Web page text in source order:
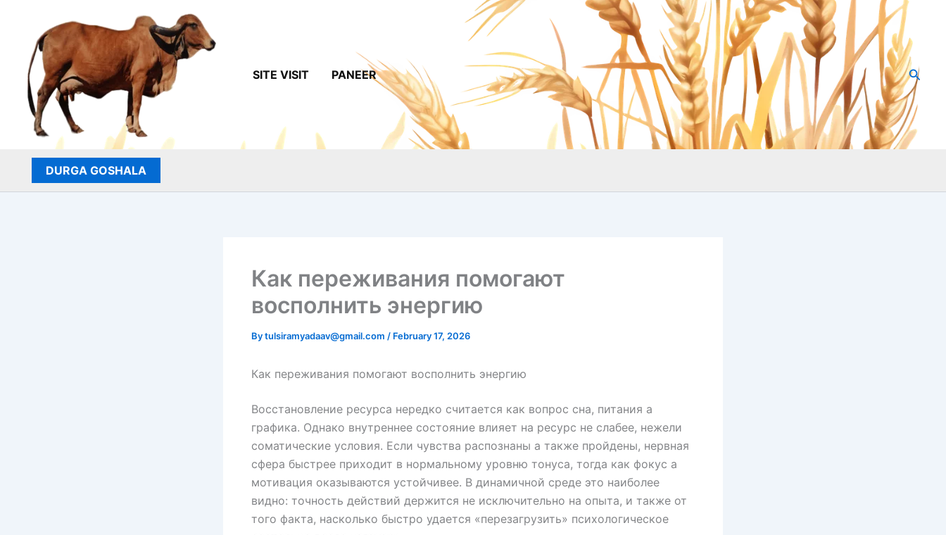
content
SITE VISIT PANEER
DURGA GOSHALA
Как переживания помогают
восполнить энергию
Bytulsiramyadaav@gmail.com / February 17, 2026
Как переживания помогают восполнить энергию
Восстановление ресурса нередко считается как вопрос сна, питания а
графика. Однако внутреннее состояние влияет на ресурс не слабее, нежели
соматические условия. Если чувства распознаны а также пройдены, нервная
сфера быстрее приходит в нормальному уровню тонуса, тогда как фокус а
мотивация оказываются устойчивее. В динамичной среде это наиболее
видно: точность действий держится не исключительно на опыта, и также от
того факта, насколько быстро удается «перезагрузить» психологическое